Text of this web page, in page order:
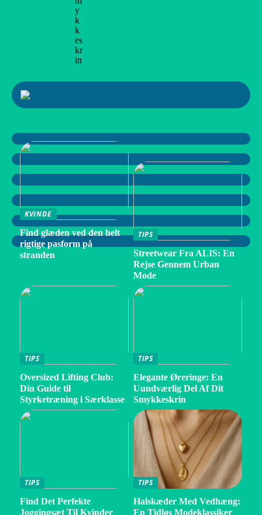
y
k
k
es
kr
in
KVINDE
Find glæden ved den helt
rigtige pasform på
stranden
TIPS
Streetwear Fra ALIS: En
Rejse Gennem Urban
Mode
TIPS
Oversized Lifting Club:
Din Guide til
Styrketræning i Særklasse
TIPS
Elegante Øreringe: En
Uundværlig Del Af Dit
Smykkeskrin
TIPS
Find Det Perfekte
Joggingsæt Til Kvinder
TIPS
Halskæder Med Vedhæng:
En Tidløs Modeklassiker